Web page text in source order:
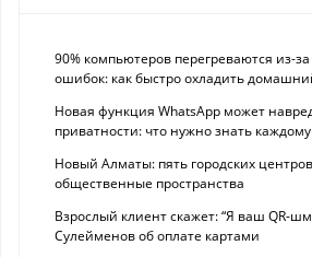
90% компьютеров перегреваются из-
ошибок: как быстро охладить
Новая функция WhatsApp может
приватности: что нужно знать каждому
Новый Алматы: пять городских
общественные пространства
Взрослый клиент скажет: “Я ваш QR-
Сулейменов об оплате картами